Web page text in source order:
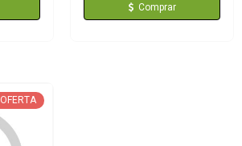
Comprar
OFERTA